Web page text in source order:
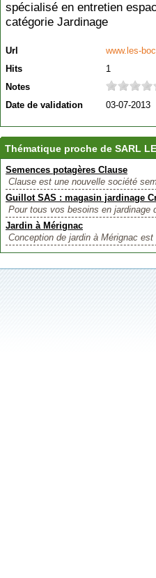
spécialisé en entretien
catégorie Jardinage
Url
www.les-
Hits
1
Notes
Date de validation
03-07-2013
Thématique proche de SARL
Semences potagères Clause
Clause est une nouvelle société
Guillot SAS : magasin jardinage
Pour tous vos besoins en jardinage
Jardin à Mérignac
Conception de jardin à Mérignac